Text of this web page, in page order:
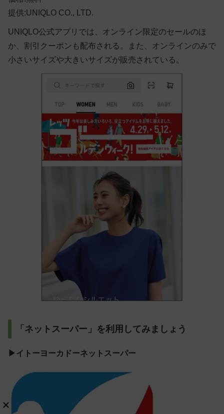
提供:UNIQLO CO., LTD.
UNIQLO公式アプリでは、オンライン限定のセールのほ
か、割引クーポンも配布される。また、オンラインのみで
小さいサイズや大きいサイズが販売されている。
「ネットスーパー」を利用してみましょう
▶イトーヨーカドーネットスーパー